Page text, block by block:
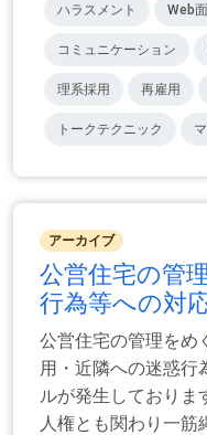
ハラスメント Web
コミュニケーション
理系採用 再雇用
トークテクニック
アーカイブ
公営住宅の管
行為等への対
公営住宅の管理をめ
用・近隣への迷惑行
ルが発生しておりま
人権とも関わり一筋